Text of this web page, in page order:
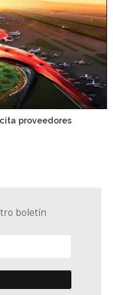
proveedores
boletín